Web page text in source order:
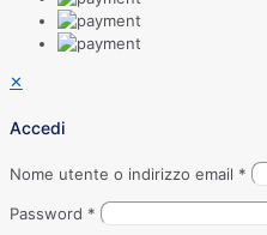
✕
Accedi
Nome utente o indirizzo email *
Password *